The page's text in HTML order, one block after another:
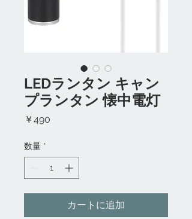
LEDランタン キャン
プランタン 懐中電灯
￥490
数量 *
カートに追加